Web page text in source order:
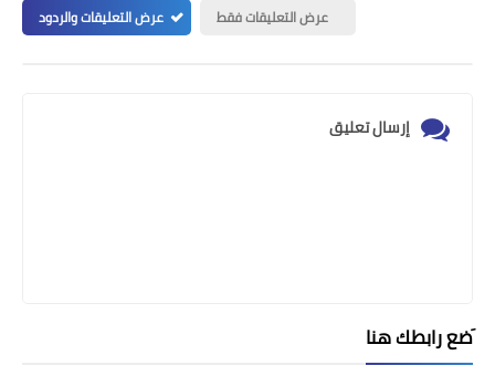
عرض التعليقات فقط
عرض التعليقات والردود
إرسال تعليق
َضع رابطك هنا